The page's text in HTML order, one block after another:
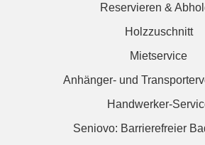
Reservieren &
Holzzuschnitt
Mietservice
Anhänger- und
Handwerker-
Seniovo: Barrierefreier